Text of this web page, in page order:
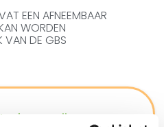
EEN AFNEEMBAAR
WORDEN
VAN DE GBS
prijs: